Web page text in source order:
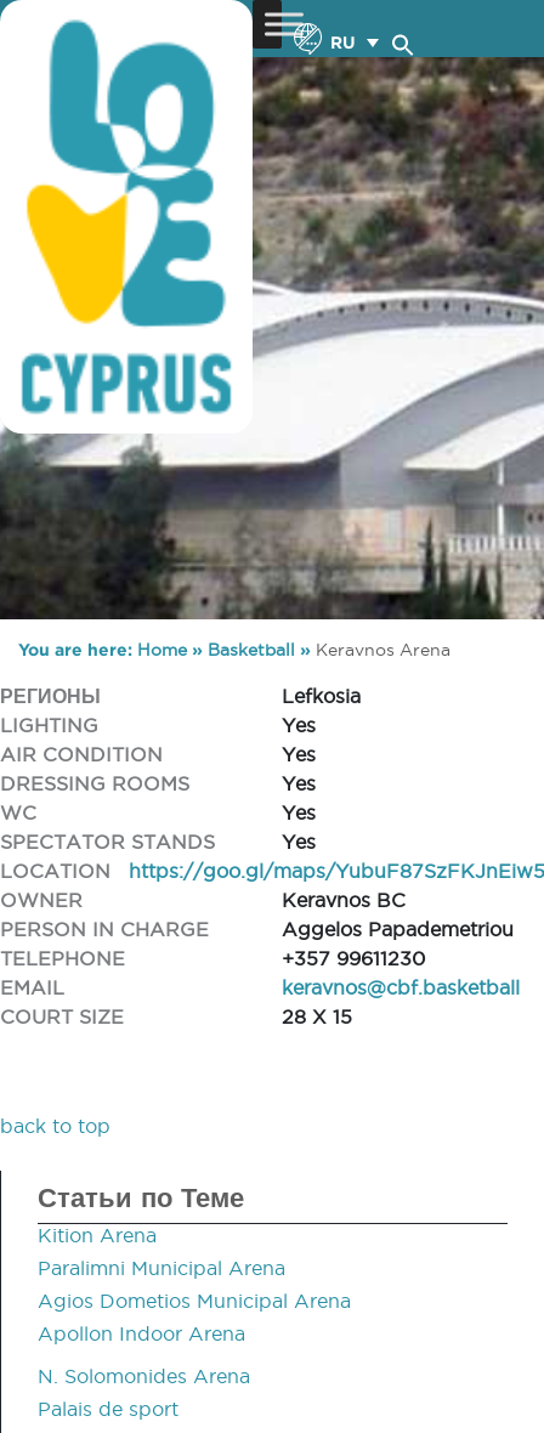
RU
baskeball training
You are here: Home» Basketball » Keravnos Arena
РЕГИОНЫ
Lefkosia
LIGHTING
Yes
AIR CONDITION
Yes
DRESSING ROOMS
Yes
WC
Yes
SPECTATOR STANDS
Yes
LOCATION
https://goo.gl/maps/YubuF87SzFKJnEiw5
OWNER
Keravnos BC
PERSON IN CHARGE
Aggelos Papademetriou
TELEPHONE
+357 99611230
EMAIL
keravnos@cbf.basketball
COURT SIZE
28 X 15
back to top
Статьи по Теме
Kition Arena
Paralimni Municipal Arena
Agios Dometios Municipal Arena
Apollon Indoor Arena
N. Solomonides Arena
Palais de sport